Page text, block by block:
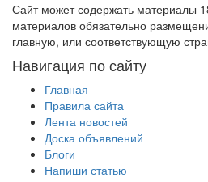
Сайт может содержать материалы
материалов обязательно
главную, или соответствующую
Навигация по сайту
Главная
Правила сайта
Лента новостей
Доска объявлений
Блоги
Напиши статью